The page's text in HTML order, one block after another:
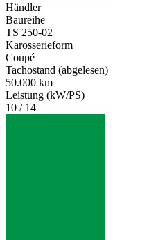
Händler
Baureihe
TS 250-02
Karosserieform
Coupé
Tachostand (abgelesen)
50.000 km
Leistung (kW/PS)
10 / 14